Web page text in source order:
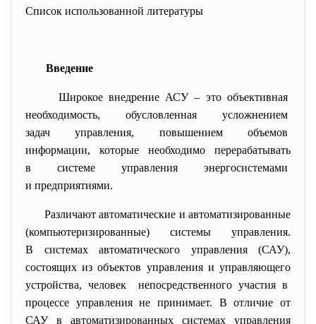
Список использованной литературы
Введение
Широкое внедрение АСУ – это объективная
необходимость, обусловленная усложнением
задач управления, повышением объемов
информации, которые необходимо перерабатывать
в системе управления энергосистемами
и предприятиями.
Различают автоматические и автоматизированные
(компьютеризированные) системы управления.
В системах автоматического управления (САУ),
состоящих из объектов управления и управляющего
устройства, человек непосредственного участия в
процессе управления не принимает. В отличие от
САУ в автоматизированных системах управления